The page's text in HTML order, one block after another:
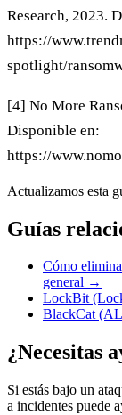
Research, 2023.
https://
spotlight/
[4] No More
Disponible en:
https://
Actualizamos esta
Guías
Cómo
general →
LockBit
BlackCat
¿Necesitas
Si estás bajo un
a incidentes puede